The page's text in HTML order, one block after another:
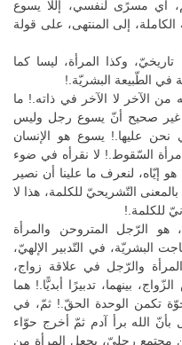
أي مسرًى لنفسي، إلّلا يسوع
الكاملة، إلى المنتهى، على قولة
تاريخيّ، وكذا المرأة، ليسا كما
في الطّبيعة البشريّة.!
الآخر لا الآخر في ذاته.! ما
غير صحيح أنّ يسوع رجل وليس
نحن عليها.! يسوع هو الإنسان
السّقوط.! لا نقرأه في ضوء
إيّاه، لنعرف ما علينا أن نصير
التّشريحيّ للكلمة، هذا لا
للكلمة.!
هو الرّجل المتروحن والمرأة
البشريّة، في التّدبير الإلهيّ،
والرّجل في علاقة زواج،
بينهما، تدبيرًا أبديًّا.! هما
تكمن الوحدة الحقّ.! ثمّ، في
بأنّ الله برأ آدم ثمّ أخرج حوّاء
مجتمع رجليّ، يجعل المرأة من